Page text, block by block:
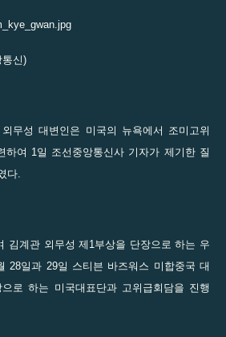
신)
무성 대변인은 미국의 뉴욕에서 조미고위
하여 1일 조선중앙통신사 기자가 제기한 질
다.
김계관 외무성 제1부상을 단장으로 하는 우
28일과 29일 스티븐 바즈워스 미합중국 대
로 하는 미국대표단과 고위급회담을 진행